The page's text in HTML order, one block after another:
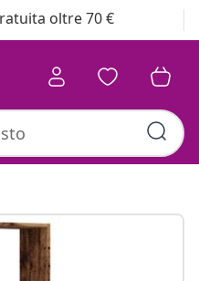
oltre 70 €